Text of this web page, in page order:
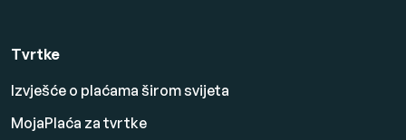
Tvrtke
Izvješće o plaćama širom svijeta
MojaPlaća za tvrtke